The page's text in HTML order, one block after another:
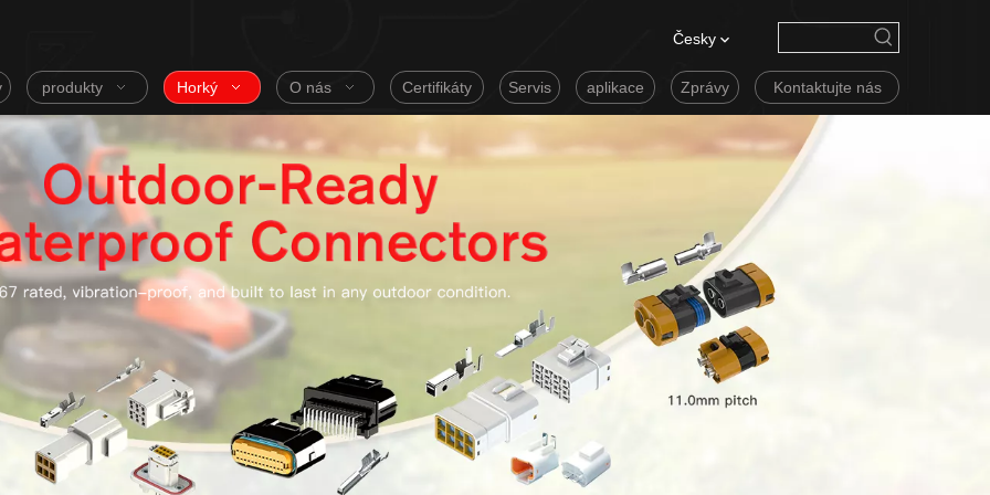
Česky
produkty Horký O nás Certifikáty Servis aplikace Zprávy Kontaktujte nás